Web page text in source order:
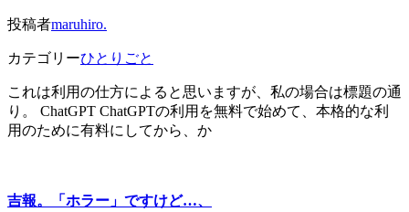
投稿者maruhiro.
カテゴリーひとりごと
これは利用の仕方によると思いますが、私の場合は標題の通
り。 ChatGPT ChatGPTの利用を無料で始めて、本格的な利
用のために有料にしてから、か
吉報。「ホラー」ですけど…、